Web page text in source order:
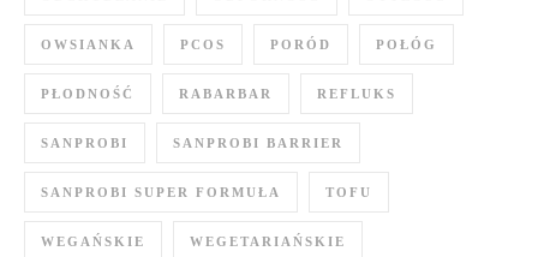
OWSIANKA PCOS PORÓD POŁÓG
PŁODNOŚĆ RABARBAR REFLUKS
SANPROBI SANPROBI BARRIER
SANPROBI SUPER FORMUŁA TOFU
WEGAŃSKIE WEGETARIAŃSKIE